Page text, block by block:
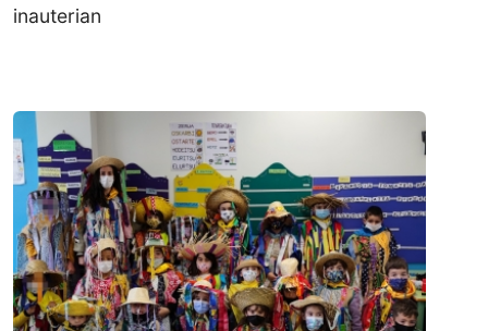
inauterian